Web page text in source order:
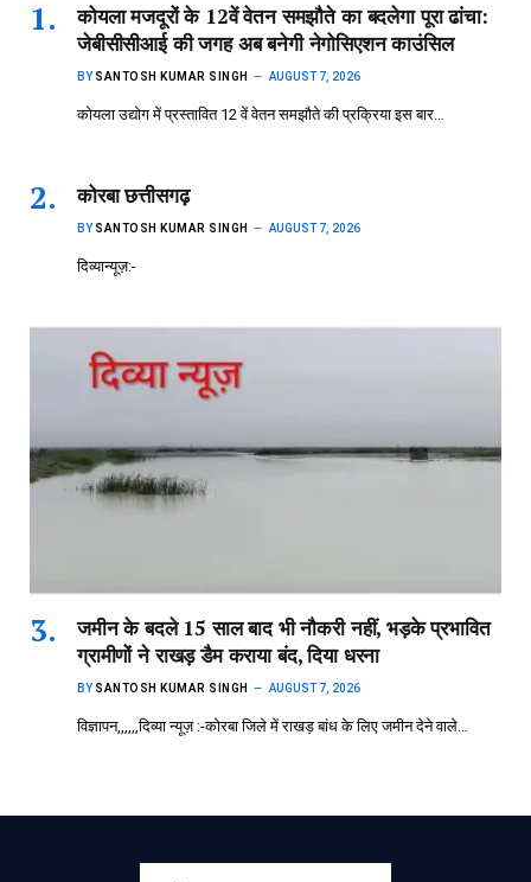
कोयला मजदूरों के 12वें वेतन समझौते का बदलेगा पूरा ढांचा:
जेबीसीसीआई की जगह अब बनेगी नेगोसिएशन काउंसिल
BY SANTOSH KUMAR SINGH AUGUST 7, 2026
कोयला उद्योग में प्रस्तावित 12 वें वेतन समझौते की प्रक्रिया इस बार…
कोरबा छत्तीसगढ़
BY SANTOSH KUMAR SINGH AUGUST 7, 2026
दिव्यान्यूज़:-
जमीन के बदले 15 साल बाद भी नौकरी नहीं, भड़के प्रभावित
ग्रामीणों ने राखड़ डैम कराया बंद, दिया धरना
BY SANTOSH KUMAR SINGH AUGUST 7, 2026
विज्ञापन,,,,,,दिव्या न्यूज़ :-कोरबा जिले में राखड़ बांध के लिए जमीन देने वाले…